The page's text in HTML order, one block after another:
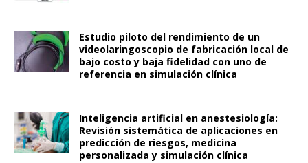
Estudio piloto del rendimiento de un
videolaringoscopio de fabricación local de
bajo costo y baja fidelidad con uno de
referencia en simulación clínica
Inteligencia artificial en anestesiología:
Revisión sistemática de aplicaciones en
predicción de riesgos, medicina
personalizada y simulación clínica